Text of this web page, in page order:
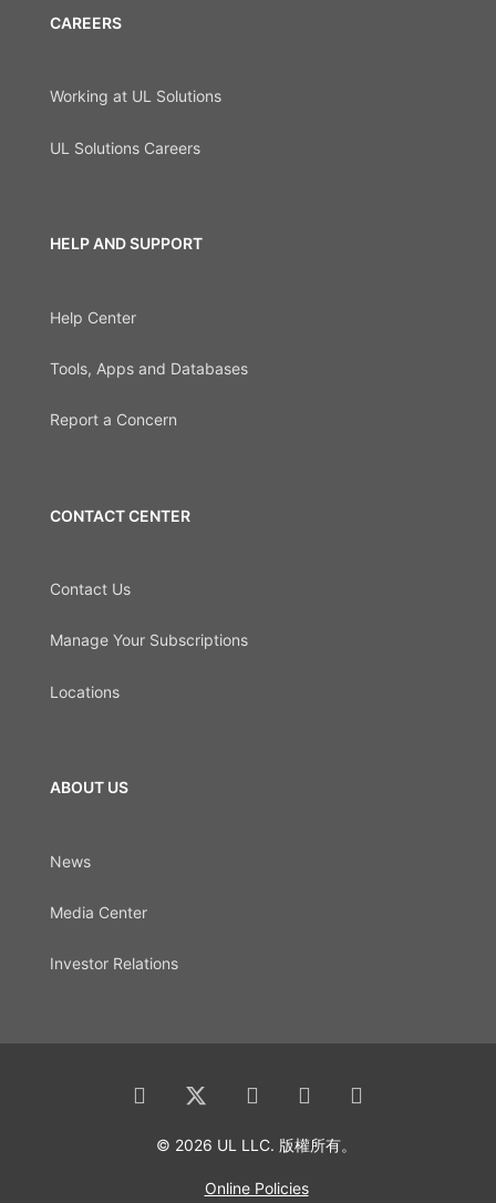
CAREERS
Working at UL Solutions
UL Solutions Careers
HELP AND SUPPORT
Help Center
Tools, Apps and Databases
Report a Concern
CONTACT CENTER
Contact Us
Manage Your Subscriptions
Locations
ABOUT US
News
Media Center
Investor Relations
© 2026 UL LLC. 版權所有。
Online Policies